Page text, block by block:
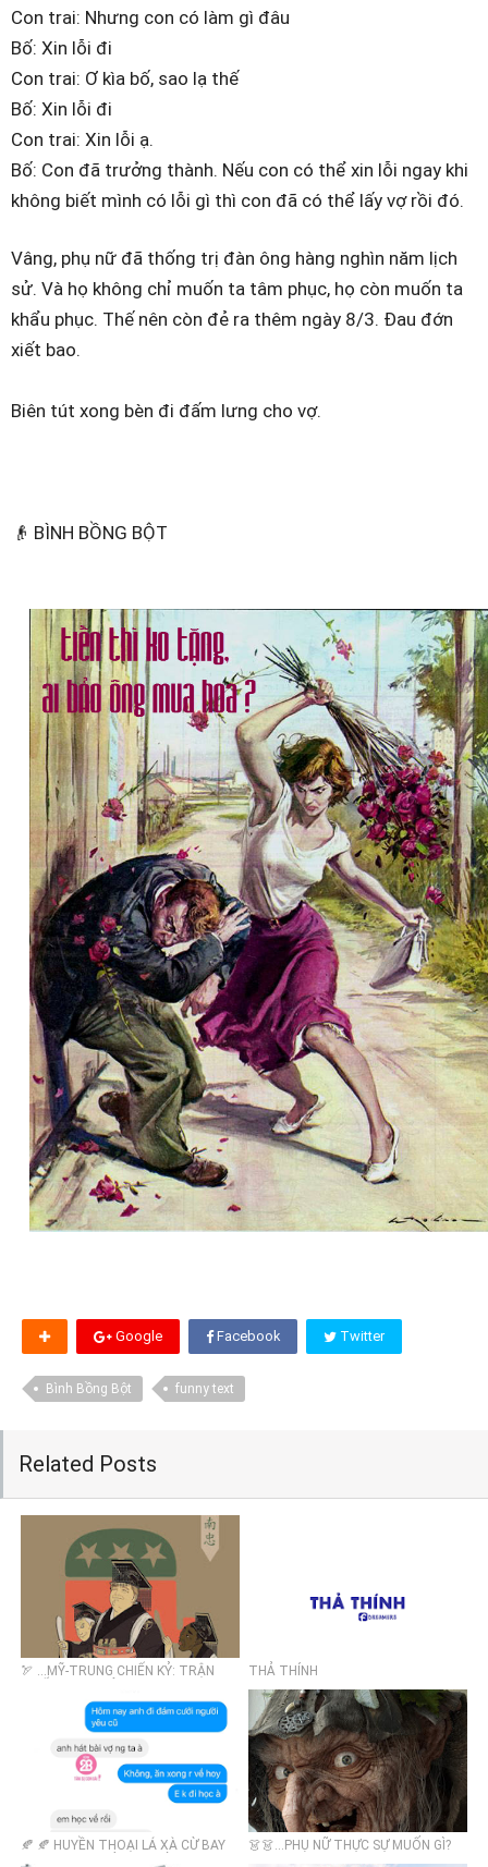
Con trai: Nhưng con có làm gì đâu
Bố: Xin lỗi đi
Con trai: Ơ kìa bố, sao lạ thế
Bố: Xin lỗi đi
Con trai: Xin lỗi ạ.
Bố: Con đã trưởng thành. Nếu con có thể xin lỗi ngay khi
không biết mình có lỗi gì thì con đã có thể lấy vợ rồi đó.
Vâng, phụ nữ đã thống trị đàn ông hàng nghìn năm lịch
sử. Và họ không chỉ muốn ta tâm phục, họ còn muốn ta
khẩu phục. Thế nên còn đẻ ra thêm ngày 8/3. Đau đớn
xiết bao.
Biên tút xong bèn đi đấm lưng cho vợ.
👴 BÌNH BỒNG BỘT
Google Facebook Twitter
Bình Bồng Bột funny text
Related Posts
🏹 ...MỸ-TRUNG CHIẾN KỶ: TRẬN
THẢ THÍNH
🍂 🍂 HUYỀN THOẠI LÁ XÀ CỪ BAY
BAY TRONG GIÓ...EM NHÌN CON
👗👗...PHỤ NỮ THỰC SỰ MUỐN GÌ?